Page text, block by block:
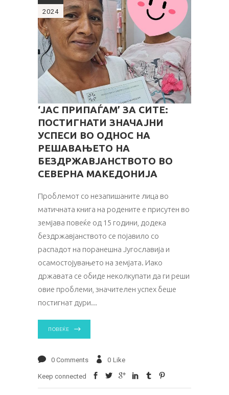
2024
‘ЈАС ПРИПАЃАМ’ ЗА СИТЕ:
ПОСТИГНАТИ ЗНАЧАЈНИ
УСПЕСИ ВО ОДНОС НА
РЕШАВАЊЕТО НА
БЕЗДРЖАВЈАНСТВОТО ВО
СЕВЕРНА МАКЕДОНИЈА
Проблемот со незапишаните лица во
матичната книга на родените е присутен во
земјава повеќе од 15 години, додека
бездржавјанството се појавило со
распадот на поранешна Југославија и
осамостојувањето на земјата. Иако
државата се обиде неколкупати да ги реши
овие проблеми, значителен успех беше
постигнат дури
ПОВЕЌЕ
0 Comments 0 Like
Keep connected